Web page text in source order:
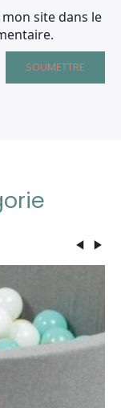
site dans le